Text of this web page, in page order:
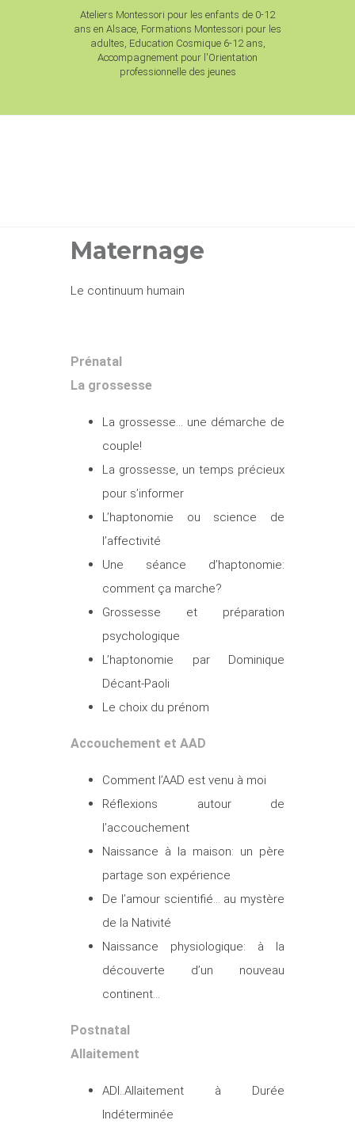
Ateliers Montessori pour les enfants de 0-12
ans en Alsace, Formations Montessori pour les
adultes, Education Cosmique 6-12 ans,
Accompagnement pour l'Orientation
professionnelle des jeunes
Maternage
Le continuum humain
Prénatal
La grossesse
La grossesse… une démarche de
couple!
La grossesse, un temps précieux
pour s’informer
L’haptonomie ou science de
l’affectivité
Une séance d’haptonomie:
comment ça marche?
Grossesse et préparation
psychologique
L’haptonomie par Dominique
Décant-Paoli
Le choix du prénom
Accouchement et AAD
Comment l’AAD est venu à moi
Réflexions autour de
l’accouchement
Naissance à la maison: un père
partage son expérience
De l’amour scientifié… au mystère
de la Nativité
Naissance physiologique: à la
découverte d’un nouveau
continent…
Postnatal
Allaitement
ADI..Allaitement à Durée
Indéterminée